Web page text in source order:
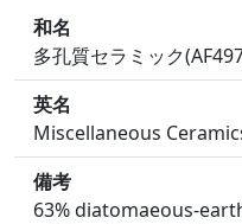
和名
多孔質セラミック
英名
Miscellaneous
備考
63% diatomaeous-